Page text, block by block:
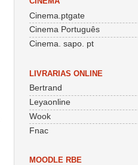
Cinema.ptgate
Cinema Português
Cinema. sapo. pt
LIVRARIAS ONLINE
Bertrand
Leyaonline
Wook
Fnac
MOODLE RBE